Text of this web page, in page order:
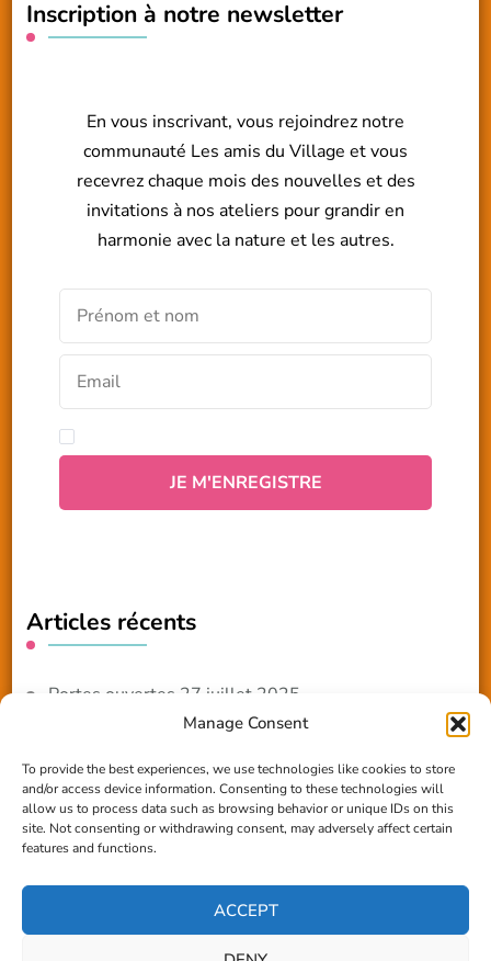
Manage Consent
To provide the best experiences, we use technologies like cookies to store
and/or access device information. Consenting to these technologies will
allow us to process data such as browsing behavior or unique IDs on this
site. Not consenting or withdrawing consent, may adversely affect certain
features and functions.
ACCEPT
Inscription à notre newsletter
En vous inscrivant, vous rejoindrez notre
communauté Les amis du Village et vous
recevrez chaque mois des nouvelles et des
invitations à nos ateliers pour grandir en
harmonie avec la nature et les autres.
Articles récents
Portes ouvertes 27 juillet 2025
Reportage TV Com
Construction en terre-paille
Chantier Participatif Terre Paille 6/7/24